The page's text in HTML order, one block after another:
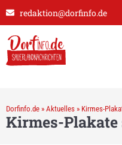
redaktion@dorfinfo.de
Dorfinfo.de » Aktuelles » Kirmes-
Kirmes-